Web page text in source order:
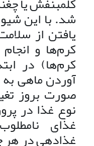
شد. با این
یافتن از
کرم‌ها و
کرم‌ها) در
آوردن ماهی به
صورت بروز
نوع غذا در
غذای
غذادهی در هر